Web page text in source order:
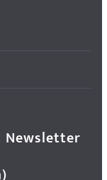
Newsletter